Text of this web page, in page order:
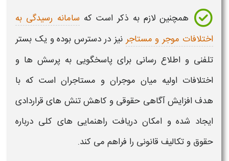
همچنین لازم به ذکر است که سامانه رسیدگی به
اختلافات موجر و مستاجر نیز در دسترس بوده و یک بستر
تلفنی و اطلاع رسانی برای پاسخگویی به پرسش ها و
اختلافات اولیه میان موجران و مستاجران است که با
هدف افزایش آگاهی حقوقی و کاهش تنش های قراردادی
ایجاد شده و امکان دریافت راهنمایی های کلی درباره
حقوق و تکالیف قانونی را فراهم می کند.